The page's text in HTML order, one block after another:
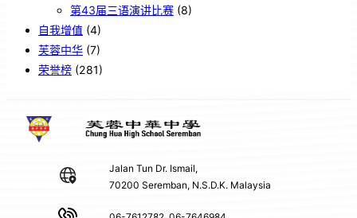
第43届三语演讲比赛 (8)
自我增值 (4)
芙蓉中华 (7)
荣誉榜 (281)
Jalan Tun Dr. Ismail,
70200 Seremban, N.S.D.K. Malaysia